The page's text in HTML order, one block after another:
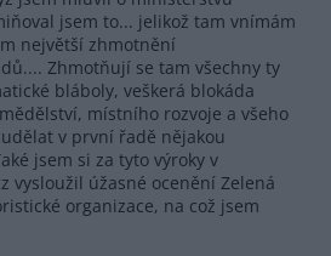
jsem to... jelikož tam vnímám
největší zhmotnění
Zhmotňují se tam všechny ty
bláboly, veškerá blokáda
místního rozvoje a všeho
v první řadě nějakou
jsem si za tyto výroky v
vysloužil úžasné ocenění Zelená
organizace, na což jsem